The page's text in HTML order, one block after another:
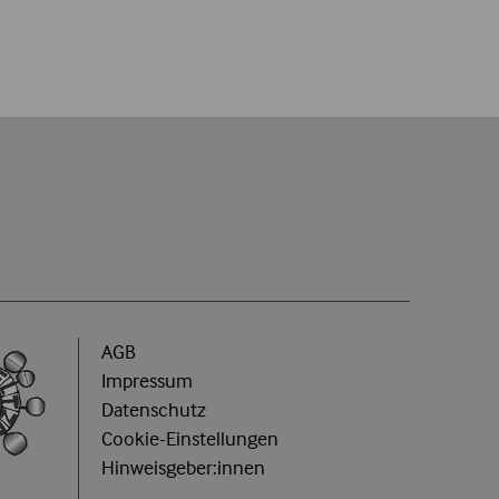
TICKETS BUCHEN
AGB
Impressum
Datenschutz
Cookie-Einstellungen
Hinweisgeber:innen